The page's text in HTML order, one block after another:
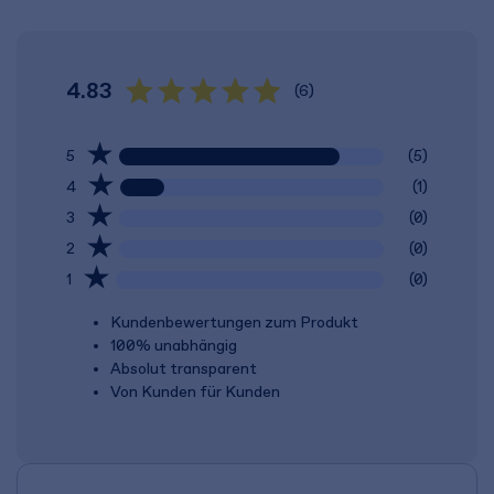
4.83 (6)
5
(5)
4
(1)
3
(0)
2
(0)
1
(0)
Kundenbewertungen zum Produkt
100% unabhängig
Absolut transparent
Von Kunden für Kunden